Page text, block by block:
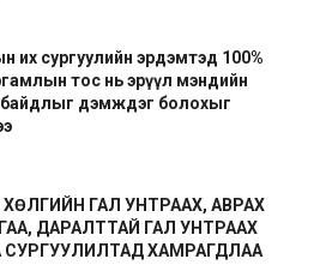
их сургуулийн эрдэмтэд 100%
тос нь эрүүл мэндийн
байдлыг дэмждэг болохыг
ГАЛ УНТРААХ, АВРАХ
ДАРАЛТТАЙ ГАЛ УНТРААХ
СУРГУУЛИЛТАД ХАМРАГДЛАА